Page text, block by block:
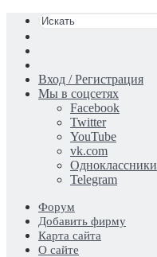
статья
Вход / Регистрация
Мы в соцсетях
Facebook
Twitter
YouTube
vk.com
Одноклассники
Telegram
Форум
Добавить фирму
Карта сайта
О сайте